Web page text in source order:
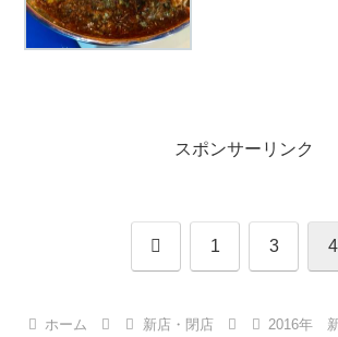
スポンサーリンク
前 1 3 4
ホーム 新店・閉店 2016年